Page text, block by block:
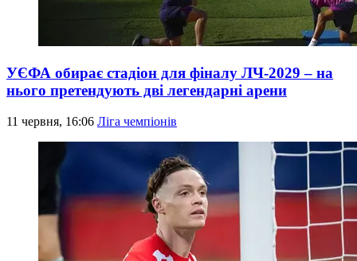
УЄФА обирає стадіон для фіналу ЛЧ-2029 – на
нього претендують дві легендарні арени
11 червня, 16:06 Ліга чемпіонів